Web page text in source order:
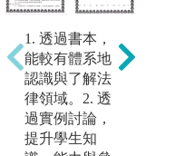
個案之研討分
析，以全體討
論或小組討論
之方式，培養
溝通協調、團
隊合作及解決
問題。
1. 透過書本，
能較有體系地
認識與了解法
律領域。2. 透
過實例討論，
提升學生知